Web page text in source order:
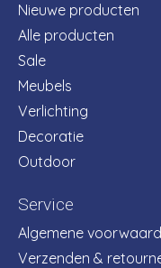
Nieuwe producten
Alle producten
Sale
Meubels
Verlichting
Decoratie
Outdoor
Service
Algemene
Verzenden &